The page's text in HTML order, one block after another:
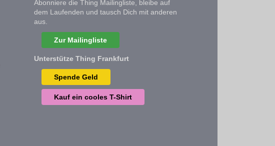
Abonniere die Thing Mailingliste, bleibe auf
dem Laufenden und tausch Dich mit anderen
aus.
Zur Mailingliste
Unterstütze Thing Frankfurt
Spende Geld
Kauf ein cooles T-Shirt